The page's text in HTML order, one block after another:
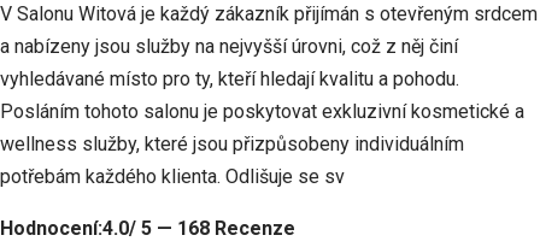
V Salonu Witová je každý zákazník přijímán s otevřeným srdcem
a nabízeny jsou služby na nejvyšší úrovni, což z něj činí
vyhledávané místo pro ty, kteří hledají kvalitu a pohodu.
Posláním tohoto salonu je poskytovat exkluzivní kosmetické a
wellness služby, které jsou přizpůsobeny individuálním
potřebám každého klienta. Odlišuje se sv
Hodnocení:4.0/ 5 — 168 Recenze